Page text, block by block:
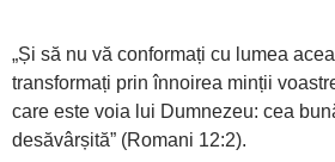
„Și să nu vă conformați cu lumea
transformați prin înnoirea minții
care este voia lui Dumnezeu: cea
desăvârșită” (Romani 12:2).